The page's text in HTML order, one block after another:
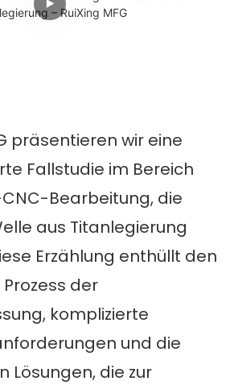
präsentieren wir eine
Fallstudie im Bereich
Bearbeitung, die
aus Titanlegierung
Erzählung enthüllt den
der
komplizierte
und die
Lösungen, die zur